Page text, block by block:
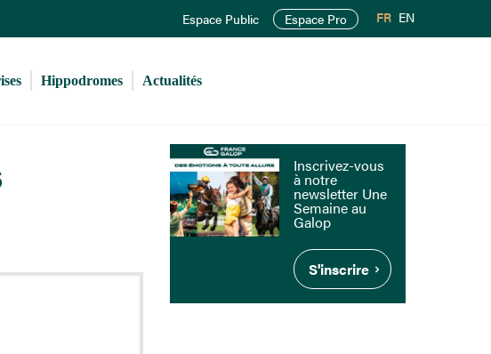
Espace Public Espace Pro FR EN
Hippodromes Actualités
Inscrivez-vous
à notre
newsletter Une
Semaine au
Galop
S'inscrire